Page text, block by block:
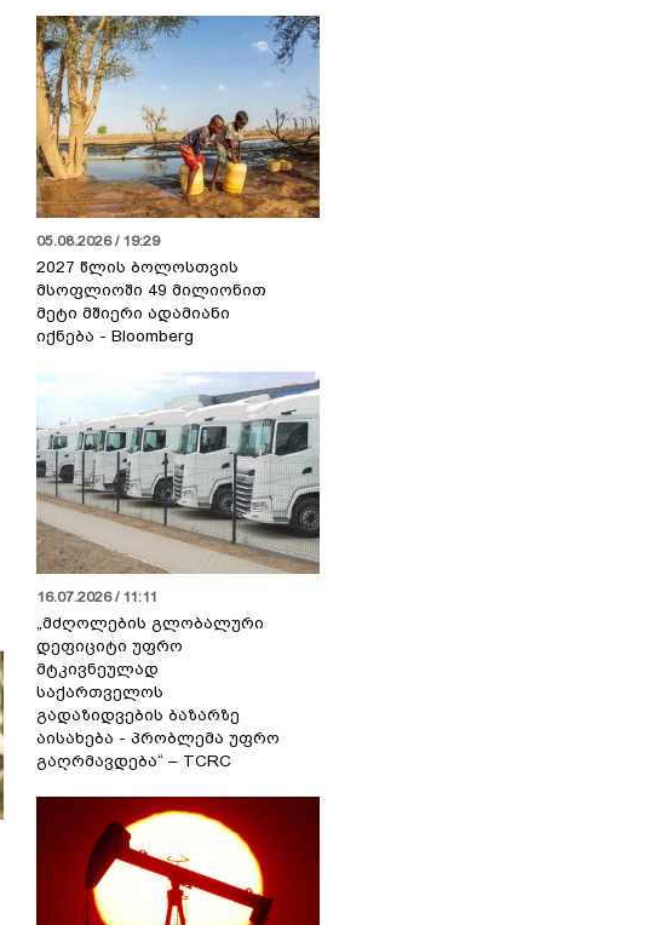
05.08.2026 / 19:29
2027 წლის ბოლოსთვის
მსოფლიოში 49 მილიონით
მეტი მშიერი ადამიანი
იქნება - Bloomberg
16.07.2026 / 11:11
„მძღოლების გლობალური
დეფიციტი უფრო
მტკივნეულად
საქართველოს
გადაზიდვების ბაზარზე
აისახება - პრობლემა უფრო
გაღრმავდება“ – TCRC